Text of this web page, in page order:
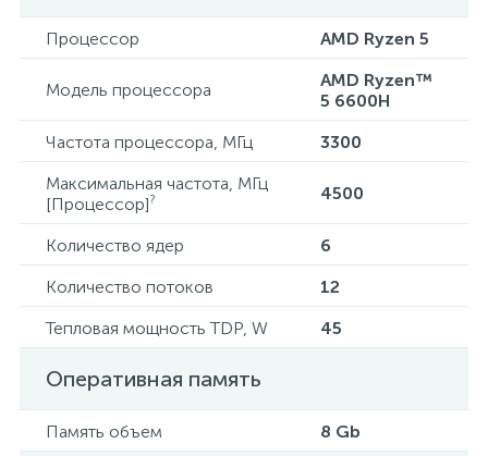
Процессор AMD Ryzen 5
Модель процессора
AMD Ryzen™
5 6600H​
Частота процессора, МГц
3300
Максимальная частота, МГц
[Процессор]? 4500
Количество ядер
6
Количество потоков
12
Тепловая мощность TDP, W
45
Оперативная память
Память объем 8 Gb